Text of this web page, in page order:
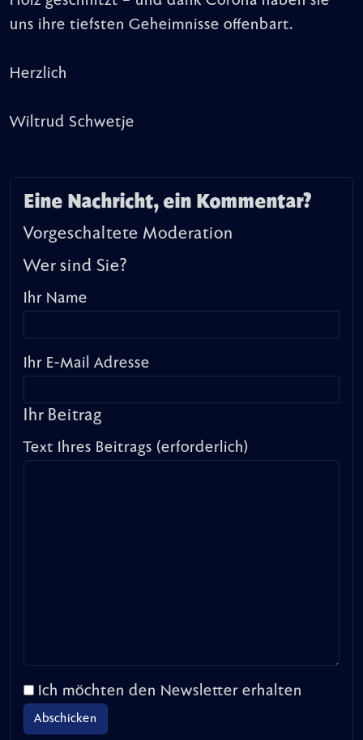
uns ihre tiefsten Geheimnisse offenbart.
Herzlich
Wiltrud Schwetje
Eine Nachricht, ein Kommentar?
Vorgeschaltete Moderation
Wer sind Sie?
Ihr Name
Ihr E-Mail Adresse
Ihr Beitrag
Text Ihres Beitrags (erforderlich)
Ich möchten den Newsletter erhalten